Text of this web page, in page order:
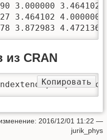
3.000000 3.464102
3.464102 4.000000
3.872983 4.472136
из CRAN
Копировать
2016/12/01 11:22 —
jurik_phys